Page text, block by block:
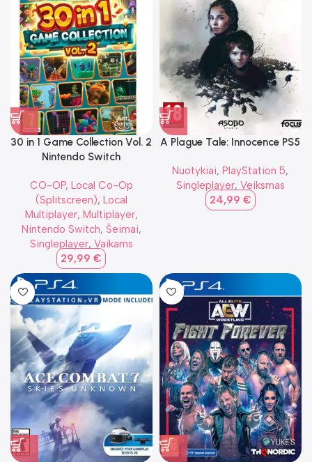
30 in 1 Game Collection Vol. 2
Nintendo Switch
CO-OP, Local Co-Op
(Splitscreen), Local
Multiplayer, Multiplayer,
Nintendo Switch, Šeimai,
Singleplayer, Vaikams
29,99€
A Plague Tale: Innocence PS5
Nuotykiai,PlayStation 5,
Singleplayer, Veiksmas
24,99 €